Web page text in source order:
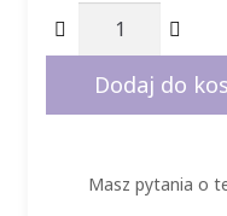
ilość
Przewijak
niemowlęcy
usztywniony
Dodaj do
Masz pytania o